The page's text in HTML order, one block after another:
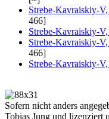
Strebe-Kavraiskiy-
466]
Strebe-Kavraiskiy-
Strebe-Kavraiskiy-
466]
Strebe-Kavraiskiy-
Sofern nicht anders
Tobias Jung und lizenziert